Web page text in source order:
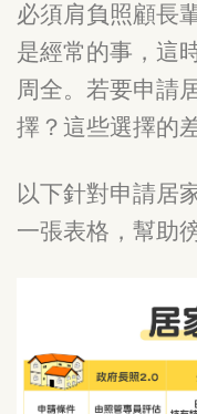
必須肩負照顧長
是經常的事，這
周全。若要申請
擇？這些選擇的
以下針對申請居
一張表格，幫助